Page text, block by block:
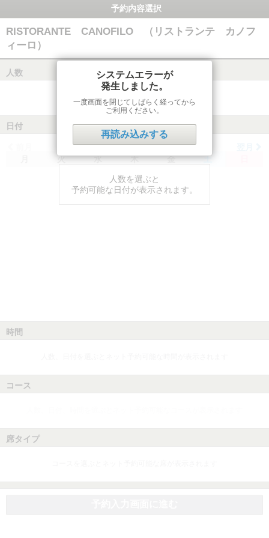
予約内容選択
RISTORANTE CANOFILO （リストランテ カノフ
ィーロ）
人数
日付
火 水 木 金 土
人数を選ぶと
予約可能な日付が表示されます。
時間
コース
席タイプ
システムエラーが
発生しました。
一度画面を閉じてしばらく経ってから
ご利用ください。
再読み込みする